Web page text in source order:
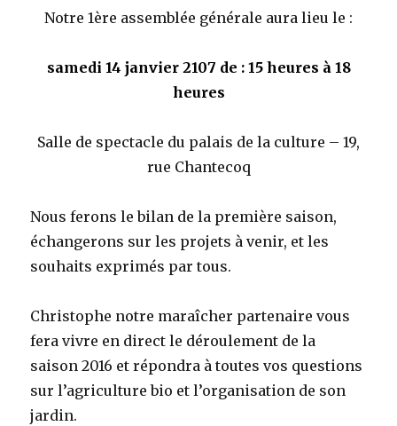
Notre 1ère assemblée générale aura lieu le :
samedi 14 janvier 2107 de : 15 heures à 18
heures
Salle de spectacle du palais de la culture – 19,
rue Chantecoq
Nous ferons le bilan de la première saison,
échangerons sur les projets à venir, et les
souhaits exprimés par tous.
Christophe notre maraîcher partenaire vous
fera vivre en direct le déroulement de la
saison 2016 et répondra à toutes vos questions
sur l’agriculture bio et l’organisation de son
jardin.